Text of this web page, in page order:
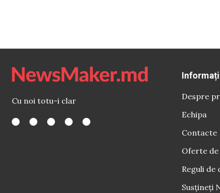
Cu noi totu-i clar
Despre
Echipa
Contacte
Oferte
Reguli de
Susțineți